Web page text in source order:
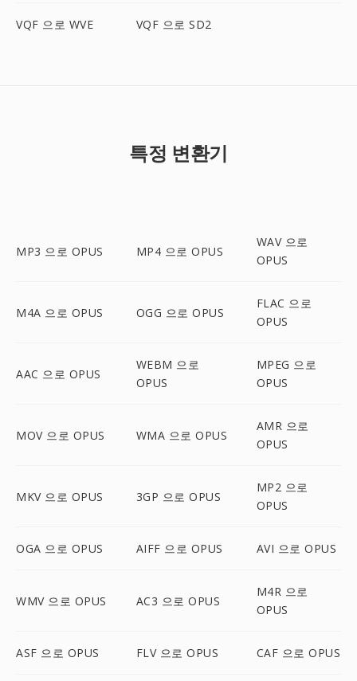
VQF 으로 WVE VQF 으로 SD2
특정 변환기
MP3 으로 OPUS MP4 으로 OPUS
WAV 으로
OPUS
M4A 으로 OPUS OGG 으로 OPUS
FLAC 으로
OPUS
AAC 으로 OPUS
WEBM 으로
OPUS
MPEG 으로
OPUS
MOV 으로 OPUS WMA 으로 OPUS
AMR 으로
OPUS
MKV 으로 OPUS 3GP 으로 OPUS
MP2 으로
OPUS
OGA 으로 OPUS AIFF 으로 OPUS AVI 으로 OPUS
WMV 으로 OPUS AC3 으로 OPUS
M4R 으로
OPUS
ASF 으로 OPUS FLV 으로 OPUS CAF 으로 OPUS